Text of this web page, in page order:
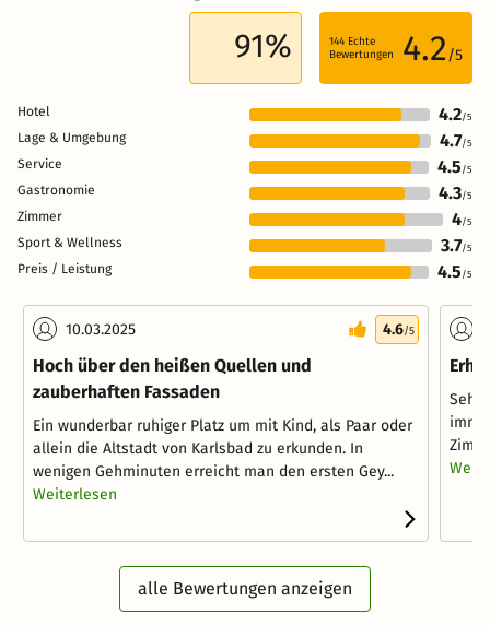
91% 144 Echte
Bewertungen
4.2 /5
Hotel 4.2/5
Lage & Umgebung 4.7/5
Service 4.5 /5
Gastronomie 4.3/5
Zimmer 4/5
Sport & Wellness 3.7/5
Preis / Leistung 4.5 /5
10.03.2025 4.6/5
Hoch über den heißen Quellen und
zauberhaften Fassaden
Ein wunderbar ruhiger Platz um mit Kind, als Paar oder
allein die Altstadt von Karlsbad zu erkunden. In
wenigen Gehminuten erreicht man den ersten Gey...
Weiterlesen
Sehr
alle Bewertungen anzeigen